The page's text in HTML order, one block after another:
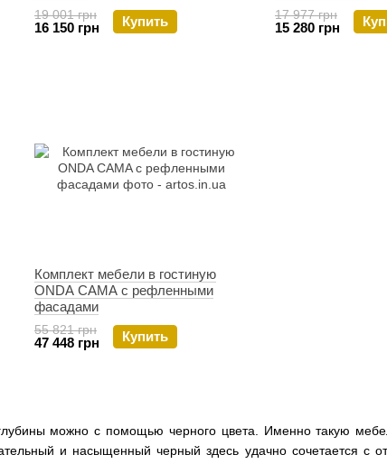
можно с помощью черного цвета. Именно такую
и насыщенный черный здесь удачно сочетается с
19 001 грн
16 150 грн Купить 17 977 грн
15 280 грн
Комплект мебели в гостиную
ONDA CAMA с рефленными
фасадами
55 821 грн
47 448 грн Купить